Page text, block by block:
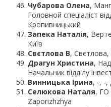
Чубарова Олена,
Головной спеціаліст
Кропивницький
Запека Наталія,
Київ
Свєтлова В,
Драгун Христина,
Начальник відділу
Винницька Ірина, -, -,
Селюкова Наталя, ГО
Zaporizhzhya